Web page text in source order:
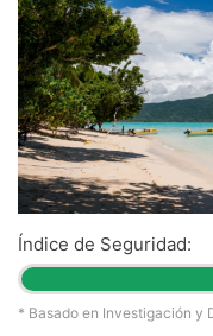
Índice de Seguridad:
* Basado en Investigación y